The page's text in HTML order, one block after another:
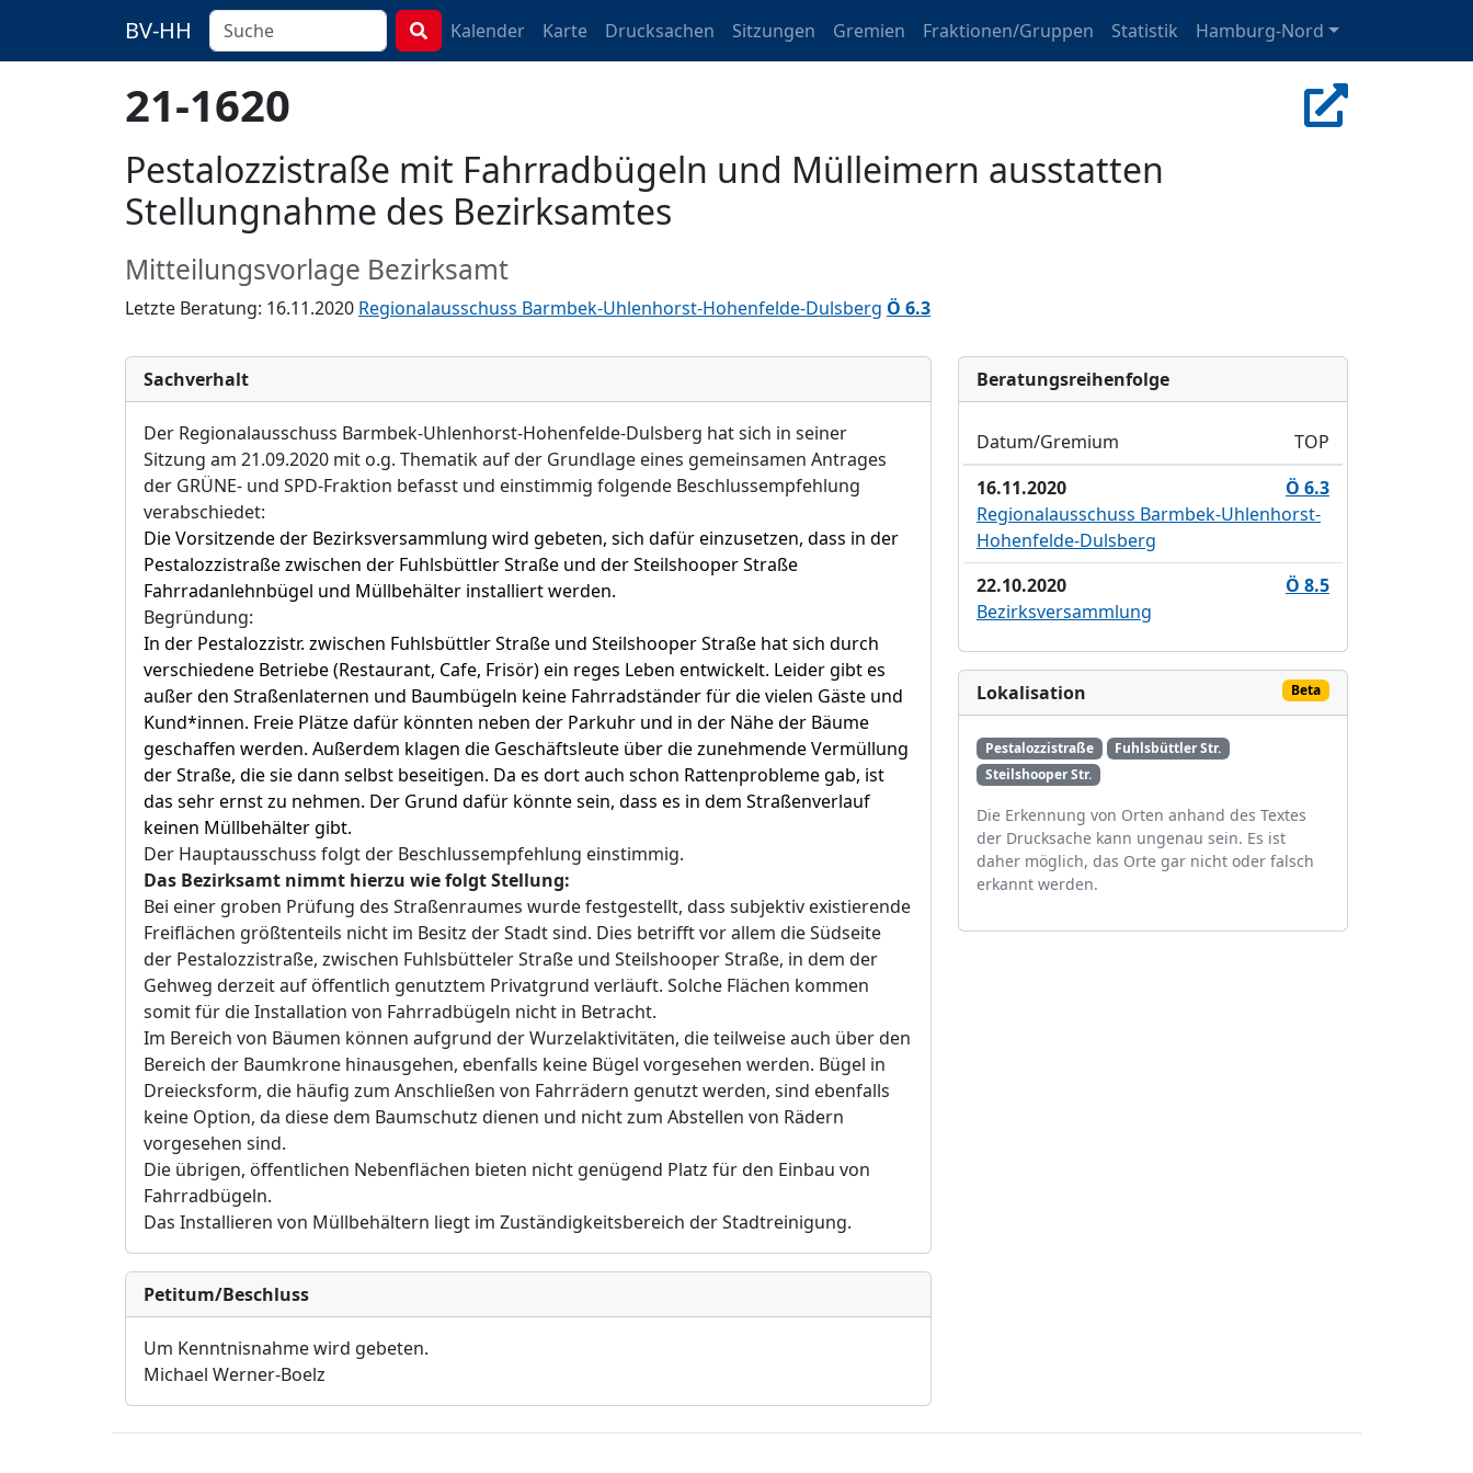
BV-HH Kalender Karte Drucksachen Sitzungen Gremien Fraktionen/Gruppen Statistik Hamburg-Nord
21-1620
Pestalozzistraße mit Fahrradbügeln und Mülleimern ausstatten
Stellungnahme des Bezirksamtes
Mitteilungsvorlage Bezirksamt
Letzte Beratung: 16.11.2020 Regionalausschuss Barmbek-Uhlenhorst-Hohenfelde-Dulsberg Ö 6.3
Sachverhalt
Der Regionalausschuss Barmbek-Uhlenhorst-Hohenfelde-Dulsberg hat sich in seiner
Sitzung am 21.09.2020 mit o.g. Thematik auf der Grundlage eines gemeinsamen Antrages
der GRÜNE- und SPD-Fraktion befasst und einstimmig folgende Beschlussempfehlung
verabschiedet:
Die Vorsitzende der Bezirksversammlung wird gebeten, sich dafür einzusetzen, dass in der
Pestalozzistraße zwischen der Fuhlsbüttler Straße und der Steilshooper Straße
Fahrradanlehnbügel und Müllbehälter installiert werden.
Begründung:
In der Pestalozzistr. zwischen Fuhlsbüttler Straße und Steilshooper Straße hat sich durch
verschiedene Betriebe (Restaurant, Cafe, Frisör) ein reges Leben entwickelt. Leider gibt es
außer den Straßenlaternen und Baumbügeln keine Fahrradständer für die vielen Gäste und
Kund*innen. Freie Plätze dafür könnten neben der Parkuhr und in der Nähe der Bäume
geschaffen werden. Außerdem klagen die Geschäftsleute über die zunehmende Vermüllung
der Straße, die sie dann selbst beseitigen. Da es dort auch schon Rattenprobleme gab, ist
das sehr ernst zu nehmen. Der Grund dafür könnte sein, dass es in dem Straßenverlauf
keinen Müllbehälter gibt.
Der Hauptausschuss folgt der Beschlussempfehlung einstimmig.
Das Bezirksamt nimmt hierzu wie folgtStellung:
Bei einer groben Prüfung des Straßenraumes wurde festgestellt, dass subjektiv existierende
Freiflächen größtenteils nicht im Besitz der Stadt sind. Dies betrifft vor allem die Südseite
der Pestalozzistraße, zwischen Fuhlsbütteler Straße und Steilshooper Straße, in dem der
Gehweg derzeit auf öffentlich genutztem Privatgrund verläuft. Solche Flächen kommen
somit für die Installation von Fahrradbügeln nicht in Betracht.
Im Bereich von Bäumen können aufgrund der Wurzelaktivitäten, die teilweise auch über den
Bereich der Baumkrone hinausgehen, ebenfalls keine Bügel vorgesehen werden. Bügel in
Dreiecksform, die häufig zum Anschließen von Fahrrädern genutzt werden, sind ebenfalls
keine Option, da diese dem Baumschutz dienen und nicht zum Abstellen von Rädern
vorgesehen sind.
Die übrigen, öffentlichen Nebenflächen bieten nicht genügend Platz für den Einbau von
Fahrradbügeln.
Das Installieren von Müllbehältern liegt im Zuständigkeitsbereich der Stadtreinigung.
Petitum/Beschluss
Um Kenntnisnahme wird gebeten.
Michael Werner-Boelz
Bera­tungs­reihen­folge
Datum/Gremium
TOP
16.11.2020
Ö 6.3
Regionalausschuss Barmbek-Uhlenhorst-
Hohenfelde-Dulsberg
22.10.2020
Ö 8.5
Bezirksversammlung
Lokalisation Beta
Pestalozzistraße
Fuhlsbüttler Str.
Steilshooper Str.
Die Erkennung von Orten anhand des Textes
der Drucksache kann ungenau sein. Es ist
daher möglich, das Orte gar nicht oder falsch
erkannt werden.